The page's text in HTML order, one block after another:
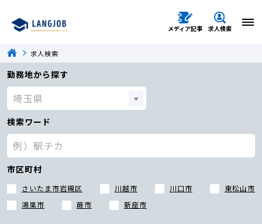
メディア記事 求人検索
求人検索
勤務地から探す
検索ワード
市区町村
さいたま市岩槻区 川越市 川口市
東松山市
鴻巣市
蕨市 新座市